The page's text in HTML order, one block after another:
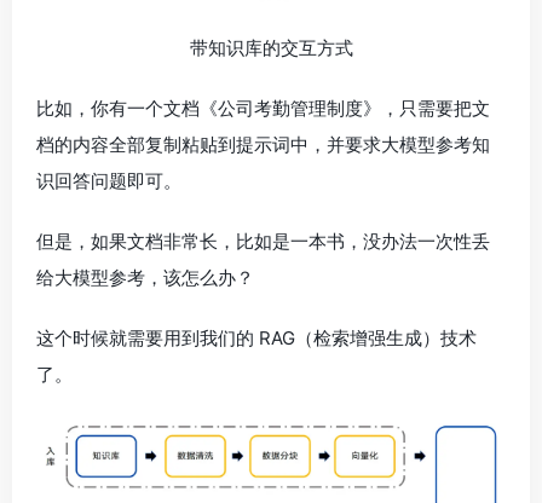
带知识库的交互方式
比如，你有一个文档《公司考勤管理制度》，只需要把文
档的内容全部复制粘贴到提示词中，并要求大模型参考知
识回答问题即可。
但是，如果文档非常长，比如是一本书，没办法一次性丢
给大模型参考，该怎么办？
这个时候就需要用到我们的 RAG（检索增强生成）技术
了。